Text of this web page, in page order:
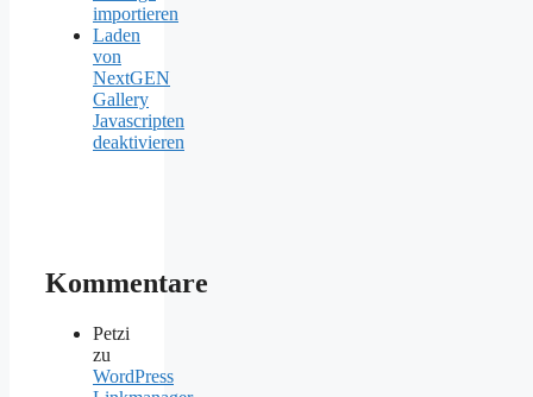
importieren
Laden
von
NextGEN
Gallery
Javascripten
deaktivieren
Kommentare
Petzi
zu
WordPress